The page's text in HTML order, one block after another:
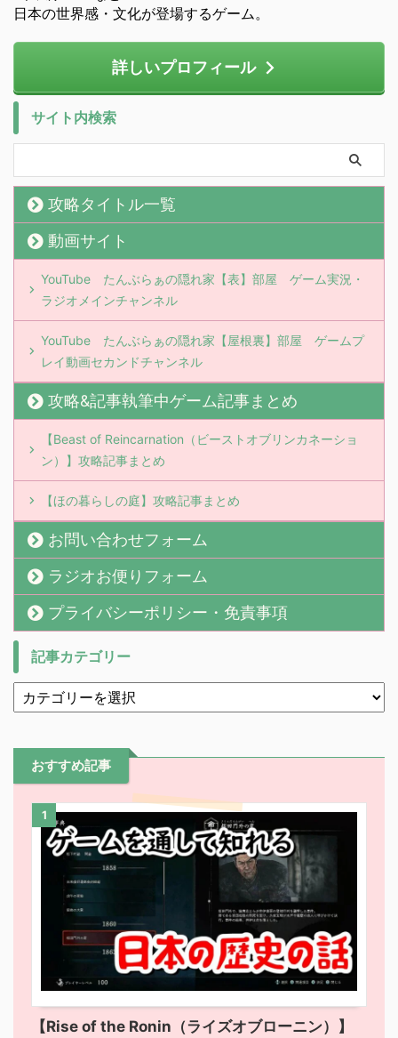
日本の世界感・文化が登場するゲーム。
詳しいプロフィール
サイト内検索
攻略タイトル一覧
動画サイト
YouTube たんぶらぁの隠れ家【表】部屋 ゲーム実況・
ラジオメインチャンネル
YouTube たんぶらぁの隠れ家【屋根裏】部屋 ゲームプ
レイ動画セカンドチャンネル
攻略&記事執筆中ゲーム記事まとめ
【Beast of Reincarnation（ビーストオブリンカネーショ
ン）】攻略記事まとめ
【ほの暮らしの庭】攻略記事まとめ
お問い合わせフォーム
ラジオお便りフォーム
プライバシーポリシー・免責事項
記事カテゴリー
おすすめ記事
1
【Rise of the Ronin（ライズオブローニン）】